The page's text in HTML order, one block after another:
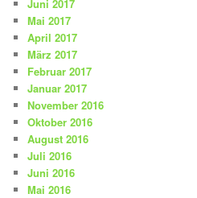
Juni 2017
Mai 2017
April 2017
März 2017
Februar 2017
Januar 2017
November 2016
Oktober 2016
August 2016
Juli 2016
Juni 2016
Mai 2016